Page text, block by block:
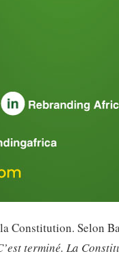
Constitution. Selon
terminé. La